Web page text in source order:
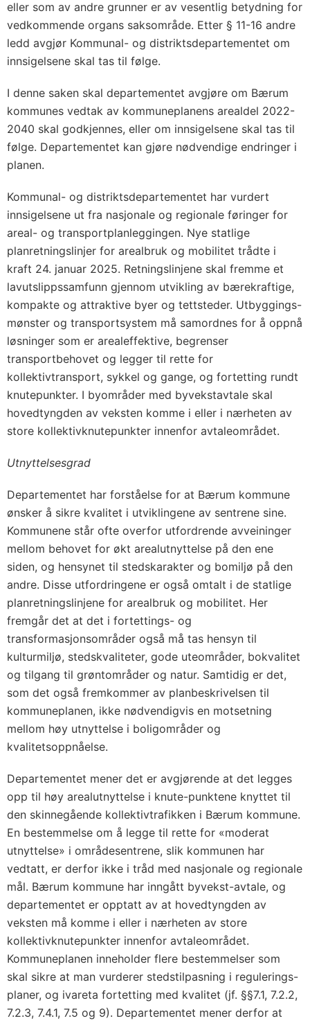
eller som av andre grunner er av vesentlig betydning for
vedkommende organs saksområde. Etter § 11-16 andre
ledd avgjør Kommunal- og distriktsdepartementet om
innsigelsene skal tas til følge.
I denne saken skal departementet avgjøre om Bærum
kommunes vedtak av kommuneplanens arealdel 2022-
2040 skal godkjennes, eller om innsigelsene skal tas til
følge. Departementet kan gjøre nødvendige endringer i
planen.
Kommunal- og distriktsdepartementet har vurdert
innsigelsene ut fra nasjonale og regionale føringer for
areal- og transportplanleggingen. Nye statlige
planretningslinjer for arealbruk og mobilitet trådte i
kraft 24. januar 2025. Retningslinjene skal fremme et
lavutslippssamfunn gjennom utvikling av bærekraftige,
kompakte og attraktive byer og tettsteder. Utbyggings-
mønster og transportsystem må samordnes for å oppnå
løsninger som er arealeffektive, begrenser
transportbehovet og legger til rette for
kollektivtransport, sykkel og gange, og fortetting rundt
knutepunkter. I byområder med byvekstavtale skal
hovedtyngden av veksten komme i eller i nærheten av
store kollektivknutepunkter innenfor avtaleområdet.
Utnyttelsesgrad
Departementet har forståelse for at Bærum kommune
ønsker å sikre kvalitet i utviklingene av sentrene sine.
Kommunene står ofte overfor utfordrende avveininger
mellom behovet for økt arealutnyttelse på den ene
siden, og hensynet til stedskarakter og bomiljø på den
andre. Disse utfordringene er også omtalt i de statlige
planretningslinjene for arealbruk og mobilitet. Her
fremgår det at det i fortettings- og
transformasjonsområder også må tas hensyn til
kulturmiljø, stedskvaliteter, gode uteområder, bokvalitet
og tilgang til grøntområder og natur. Samtidig er det,
som det også fremkommer av planbeskrivelsen til
kommuneplanen, ikke nødvendigvis en motsetning
mellom høy utnyttelse i boligområder og
kvalitetsoppnåelse.
Departementet mener det er avgjørende at det legges
opp til høy arealutnyttelse i knute-punktene knyttet til
den skinnegående kollektivtrafikken i Bærum kommune.
En bestemmelse om å legge til rette for «moderat
utnyttelse» i områdesentrene, slik kommunen har
vedtatt, er derfor ikke i tråd med nasjonale og regionale
mål. Bærum kommune har inngått byvekst-avtale, og
departementet er opptatt av at hovedtyngden av
veksten må komme i eller i nærheten av store
kollektivknutepunkter innenfor avtaleområdet.
Kommuneplanen inneholder flere bestemmelser som
skal sikre at man vurderer stedstilpasning i regulerings-
planer, og ivareta fortetting med kvalitet (jf. §§7.1, 7.2.2,
7.2.3, 7.4.1, 7.5 og 9). Departementet mener derfor at